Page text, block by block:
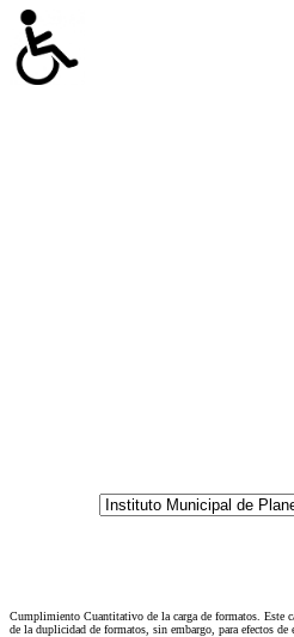
Cumplimiento Cuantitativo de la carga de formatos. Este
de la duplicidad de formatos, sin embargo, para efectos